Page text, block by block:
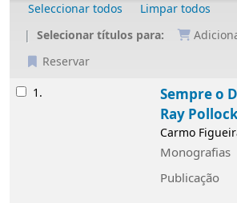
Seleccionar todos
Limpar todos
Selecionar títulos para:
Reservar
Resultados
1. Sempre o
Ray
Carmo
Monografias
Publicação